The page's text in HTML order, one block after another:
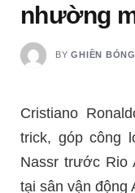
nhường
BY GHIỀN
Cristiano
trick, góp công
Nassr trước Rio
tại sân vận động